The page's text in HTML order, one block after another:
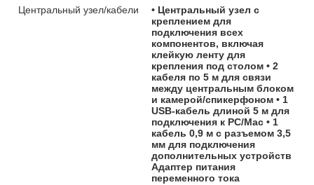
Центральный узел/кабели
• Центральный узел с
креплением для
подключения всех
компонентов, включая
клейкую ленту для
крепления под столом • 2
кабеля по 5 м для связи
между центральным блоком
и камерой/спикерфоном • 1
USB-кабель длиной 5 м для
подключения к PС/Mac • 1
кабель 0,9 м с разъемом 3,5
мм для подключения
дополнительных устройств
Адаптер питания
переменного тока